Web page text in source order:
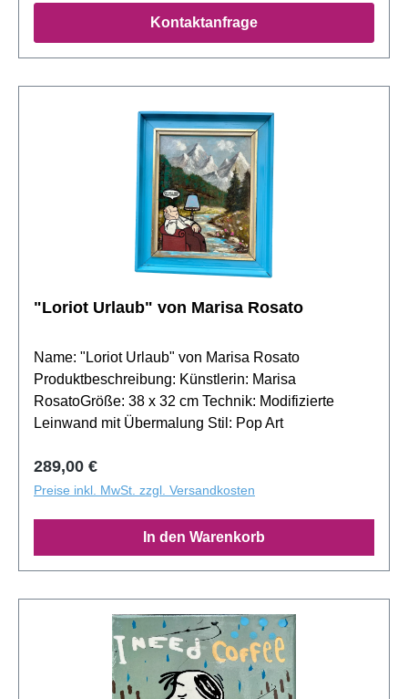
unverkennbare Aura von Joker ein. Dieses
handkolorierte serielle Unikat, das durch die
Verwendung von Tusche, Ölkreiden, Acryl eine tiefe
kommt mit einem Zertifikat, was seine Echtheit und
Einzigartigkeit garantiert. Über den Künstler:
Thomas Jankowski, bekannt für seine kraftvolle
Ausdrucksweise und Detailgenauigkeit, schafft
Werke, die die Persönlichkeit und den Geist
ikonischer Figuren verkörpern. Seine Kunstwerke
sind eine Investition in die Faszination und
Anerkennung der Kunstgeschichte.
Kontaktanfrage
"Loriot Urlaub" von Marisa Rosato
Name: "Loriot Urlaub" von Marisa Rosato
Produktbeschreibung: Künstlerin: Marisa
RosatoGröße: 38 x 32 cm Technik: Modifizierte
Leinwand mit Übermalung Stil: Pop Art
Regulärer Preis:
289,00 €
Preise inkl. MwSt. zzgl. Versandkosten
In den Warenkorb